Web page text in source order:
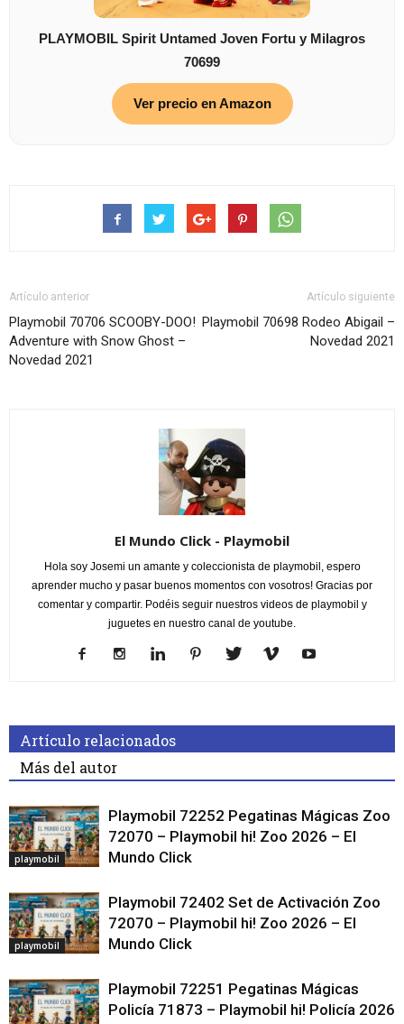
PLAYMOBIL Spirit Untamed Joven Fortu y Milagros
70699
Ver precio en Amazon
Artículo anterior
Playmobil 70706 SCOOBY-DOO!
Adventure with Snow Ghost –
Novedad 2021
Artículo siguiente
Playmobil 70698 Rodeo Abigail –
Novedad 2021
El Mundo Click - Playmobil
Hola soy Josemi un amante y coleccionista de playmobil, espero
aprender mucho y pasar buenos momentos con vosotros! Gracias por
comentar y compartir. Podéis seguir nuestros videos de playmobil y
juguetes en nuestro canal de youtube.
Artículo relacionados
Más del autor
playmobil
Playmobil 72252 Pegatinas Mágicas Zoo
72070 – Playmobil hi! Zoo 2026 – El
Mundo Click
playmobil
Playmobil 72402 Set de Activación Zoo
72070 – Playmobil hi! Zoo 2026 – El
Mundo Click
Playmobil 72251 Pegatinas Mágicas
Policía 71873 – Playmobil hi! Policía 2026